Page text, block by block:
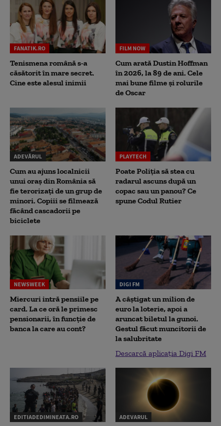
FANATIK.RO
Tenismena română s-a
căsătorit în mare secret.
Cine este alesul inimii
FILM NOW
Cum arată Dustin Hoffman
în 2026, la 89 de ani. Cele
mai bune filme și rolurile
de Oscar
ADEVĂRUL
Cum au ajuns localnicii
unui oraș din România să
fie terorizați de un grup de
minori. Copiii se filmează
făcând cascadorii pe
biciclete
PLAYTECH
Poate Poliția să stea cu
radarul ascuns după un
copac sau un panou? Ce
spune Codul Rutier
NEWSWEEK
Miercuri intră pensiile pe
card. La ce oră le primesc
pensionarii, în funcție de
banca la care au cont?
DIGI FM
A câștigat un milion de
euro la loterie, apoi a
aruncat biletul la gunoi.
Gestul făcut muncitorii de
la salubritate
Descarcă aplicația Digi FM
EDITIADEDIMINEATA.RO ADEVARUL